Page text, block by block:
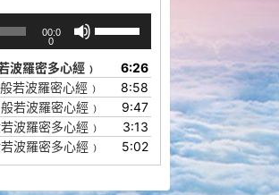
00:0
0
/
下
箭
头
键
增
波羅密多心經﹚
6:26
若波羅密心經﹚
8:58
若波羅密心經﹚
9:47
波羅密多心經﹚
3:13
波羅密多心經﹚ 5:02